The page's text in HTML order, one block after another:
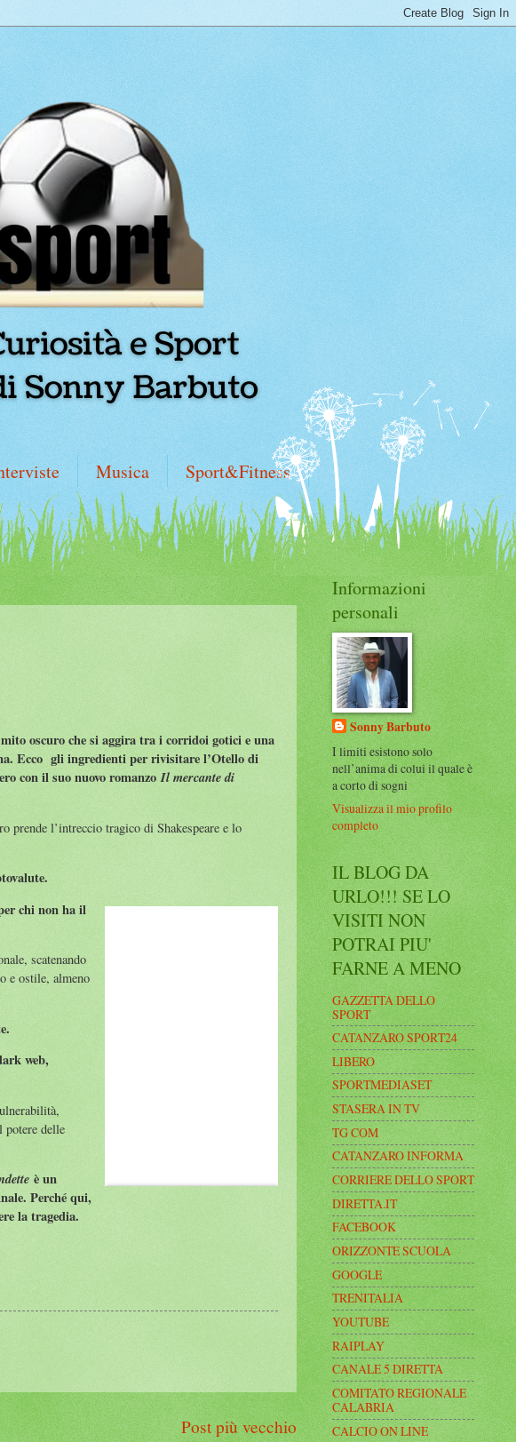
Musica Sport&Fitness
oscuro che si aggira tra i corridoi gotici e una
Ecco gli ingredienti per rivisitare l’Otello di
con il suo nuovo romanzoIl mercante di
prende l’intreccio tragico di Shakespeare e lo
chi non ha il
scatenando
e ostile, almeno
web,
potere delle
è un
Perché qui,
la tragedia.
Post più vecchio
Informazioni
personali
Sonny Barbuto
I limiti esistono solo
nell’anima di colui il quale è
a corto di sogni
Visualizza il mio profilo
completo
IL BLOG DA
URLO!!! SE LO
VISITI NON
POTRAI PIU'
FARNE A MENO
GAZZETTA DELLO
SPORT
CATANZARO SPORT24
LIBERO
SPORTMEDIASET
STASERA IN TV
TG COM
CATANZARO INFORMA
CORRIERE DELLO SPORT
DIRETTA.IT
FACEBOOK
ORIZZONTE SCUOLA
GOOGLE
TRENITALIA
YOUTUBE
RAIPLAY
CANALE 5 DIRETTA
COMITATO REGIONALE
CALABRIA
CALCIO ON LINE